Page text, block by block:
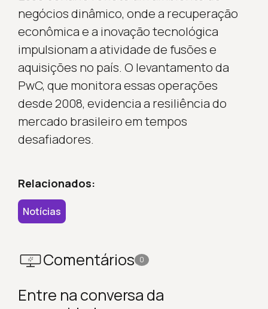
negócios dinâmico, onde a recuperação
econômica e a inovação tecnológica
impulsionam a atividade de fusões e
aquisições no país. O levantamento da
PwC, que monitora essas operações
desde 2008, evidencia a resiliência do
mercado brasileiro em tempos
desafiadores.
Relacionados:
Notícias
Comentários 0
Entre na conversa da